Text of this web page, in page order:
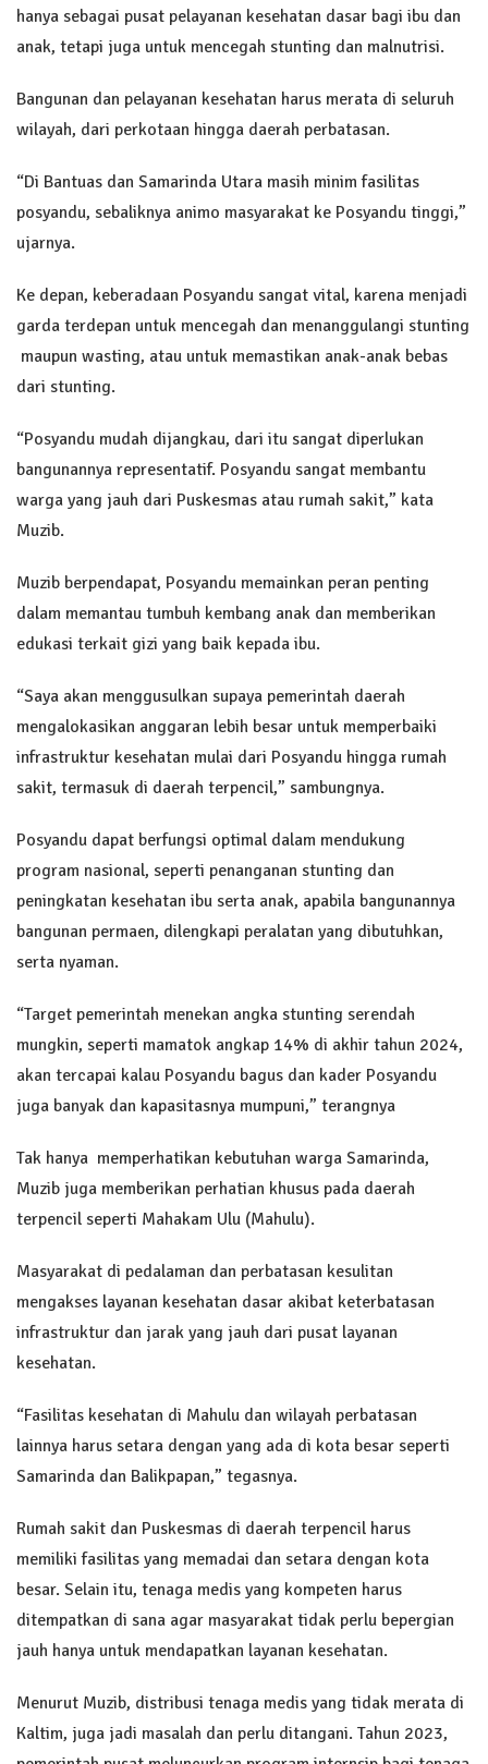
hanya sebagai pusat pelayanan kesehatan dasar bagi ibu dan
anak, tetapi juga untuk mencegah stunting dan malnutrisi.
Bangunan dan pelayanan kesehatan harus merata di seluruh
wilayah, dari perkotaan hingga daerah perbatasan.
“Di Bantuas dan Samarinda Utara masih minim fasilitas
posyandu, sebaliknya animo masyarakat ke Posyandu tinggi,”
ujarnya.
Ke depan, keberadaan Posyandu sangat vital, karena menjadi
garda terdepan untuk mencegah dan menanggulangi stunting
maupun wasting, atau untuk memastikan anak-anak bebas
dari stunting.
“Posyandu mudah dijangkau, dari itu sangat diperlukan
bangunannya representatif. Posyandu sangat membantu
warga yang jauh dari Puskesmas atau rumah sakit,” kata
Muzib.
Muzib berpendapat, Posyandu memainkan peran penting
dalam memantau tumbuh kembang anak dan memberikan
edukasi terkait gizi yang baik kepada ibu.
“Saya akan menggusulkan supaya pemerintah daerah
mengalokasikan anggaran lebih besar untuk memperbaiki
infrastruktur kesehatan mulai dari Posyandu hingga rumah
sakit, termasuk di daerah terpencil,” sambungnya.
Posyandu dapat berfungsi optimal dalam mendukung
program nasional, seperti penanganan stunting dan
peningkatan kesehatan ibu serta anak, apabila bangunannya
bangunan permaen, dilengkapi peralatan yang dibutuhkan,
serta nyaman.
“Target pemerintah menekan angka stunting serendah
mungkin, seperti mamatok angkap 14% di akhir tahun 2024,
akan tercapai kalau Posyandu bagus dan kader Posyandu
juga banyak dan kapasitasnya mumpuni,” terangnya
Tak hanya memperhatikan kebutuhan warga Samarinda,
Muzib juga memberikan perhatian khusus pada daerah
terpencil seperti Mahakam Ulu (Mahulu).
Masyarakat di pedalaman dan perbatasan kesulitan
mengakses layanan kesehatan dasar akibat keterbatasan
infrastruktur dan jarak yang jauh dari pusat layanan
kesehatan.
“Fasilitas kesehatan di Mahulu dan wilayah perbatasan
lainnya harus setara dengan yang ada di kota besar seperti
Samarinda dan Balikpapan,” tegasnya.
Rumah sakit dan Puskesmas di daerah terpencil harus
memiliki fasilitas yang memadai dan setara dengan kota
besar. Selain itu, tenaga medis yang kompeten harus
ditempatkan di sana agar masyarakat tidak perlu bepergian
jauh hanya untuk mendapatkan layanan kesehatan.
Menurut Muzib, distribusi tenaga medis yang tidak merata di
Kaltim, juga jadi masalah dan perlu ditangani. Tahun 2023,